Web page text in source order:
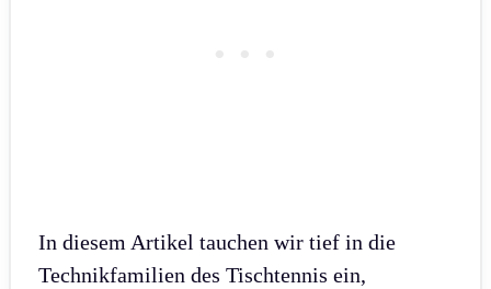
In diesem Artikel tauchen wir tief in die
Technikfamilien des Tischtennis ein,